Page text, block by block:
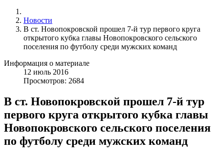
Новости
В ст. Новопокровской прошел 7-й тур первого круга
открытого кубка главы Новопокровского сельского
поселения по футболу среди мужских команд
Информация о материале
12 июль 2016
Просмотров: 2684
В ст. Новопокровской прошел 7-й тур
первого круга открытого кубка главы
Новопокровского сельского поселения
по футболу среди мужских команд